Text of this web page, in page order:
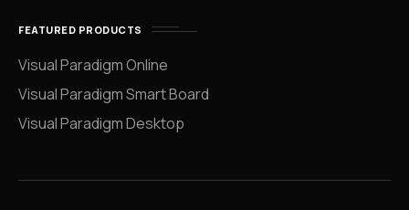
FEATURED PRODUCTS
Visual Paradigm Online
Visual Paradigm Smart Board
Visual Paradigm Desktop